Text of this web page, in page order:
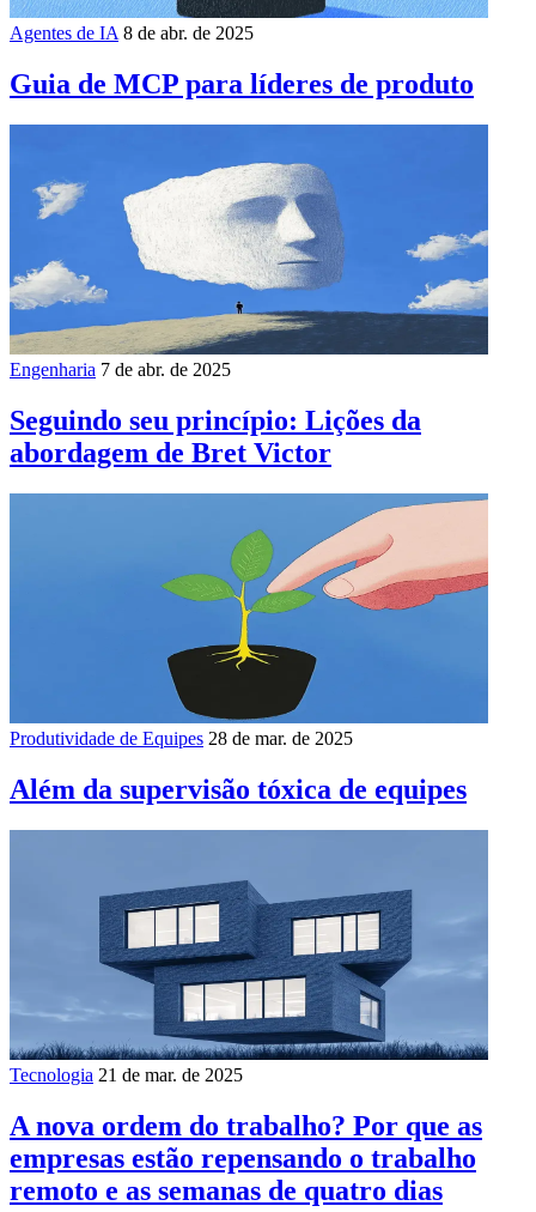
Agentes de IA 8 de abr. de 2025
Guia de MCP para líderes de produto
Engenharia 7 de abr. de 2025
Seguindo seu princípio: Lições da
abordagem de Bret Victor
Produtividade de Equipes 28 de mar. de 2025
Além da supervisão tóxica de equipes
Tecnologia 21 de mar. de 2025
A nova ordem do trabalho? Por que as
empresas estão repensando o trabalho
remoto e as semanas de quatro dias